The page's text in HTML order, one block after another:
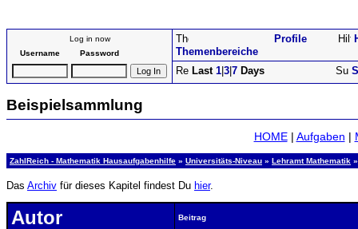
Log in now
Username
Password Themenbereiche
Profile
Last 1 3 7 Days
Beispielsammlung
HOME| Aufgaben |
ZahlReich - Mathematik Hausaufgabenhilfe » Universitäts-Niveau » Lehramt Mathematik
Das Archiv für dieses Kapitel findest Du hier.
Autor Beitrag